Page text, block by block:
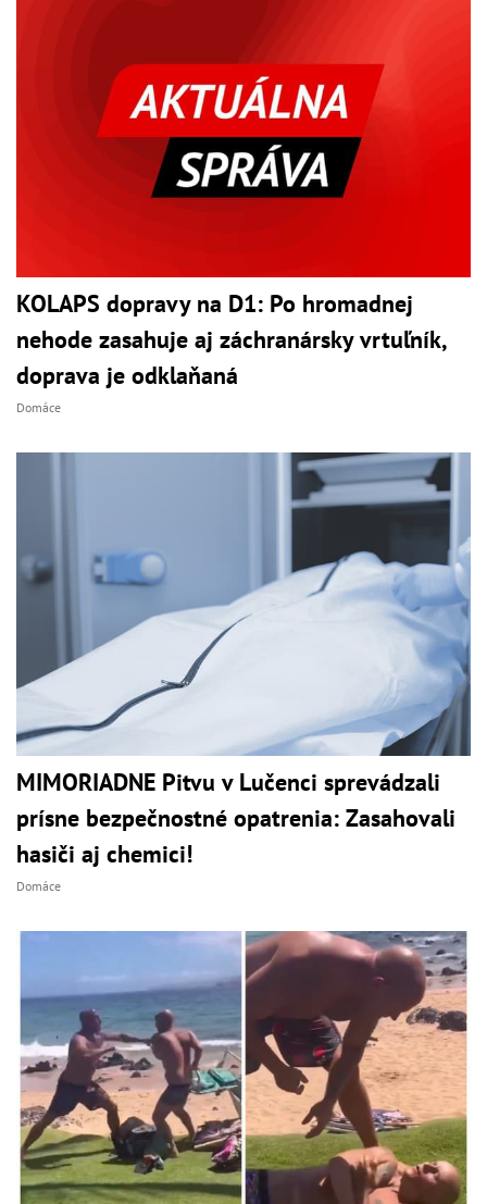
KOLAPS dopravy na D1: Po hromadnej
nehode zasahuje aj záchranársky vrtuľník,
doprava je odklaňaná
Domáce
MIMORIADNE Pitvu v Lučenci sprevádzali
prísne bezpečnostné opatrenia: Zasahovali
hasiči aj chemici!
Domáce